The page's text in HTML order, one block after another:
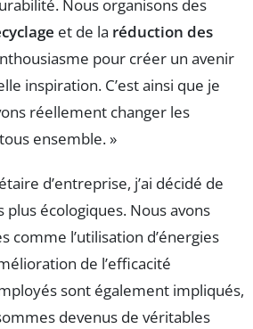
Nous organisons des
et de la réduction des
pour créer un avenir
inspiration. C’est ainsi que je
réellement changer les
ensemble. »
d’entreprise, j’ai décidé de
écologiques. Nous avons
comme l’utilisation d’énergies
de l’efficacité
sont également impliqués,
devenus de véritables